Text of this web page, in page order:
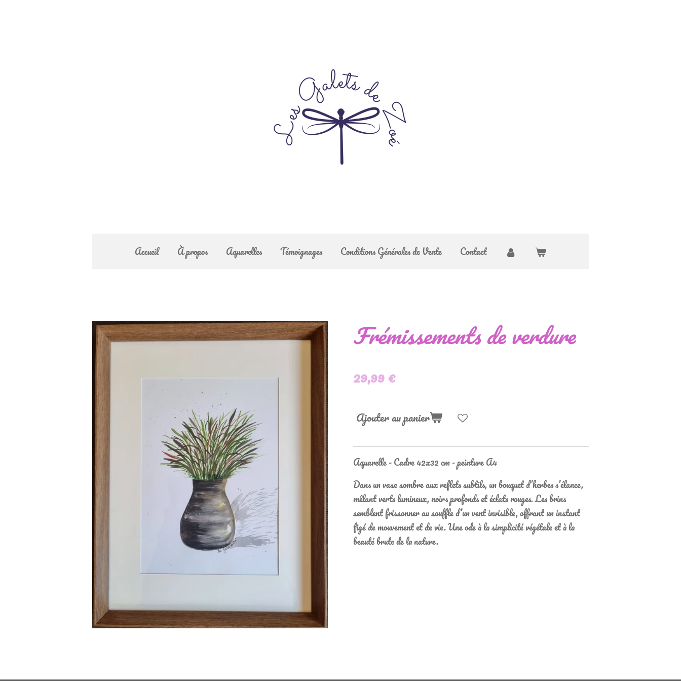
Accueil À propos Aquarelles Témoignages Conditions Générales de Vente Contact
Frémissements de verdure
29,99 €
Ajouter au panier
Aquarelle - Cadre 42x32 cm - peinture A4
Dans un vase sombre aux reflets subtils, un bouquet d’herbes s’élance,
mêlant verts lumineux, noirs profonds et éclats rouges. Les brins
semblent frissonner au souffle d’un vent invisible, offrant un instant
figé de mouvement et de vie. Une ode à la simplicité végétale et à la
beauté brute de la nature.